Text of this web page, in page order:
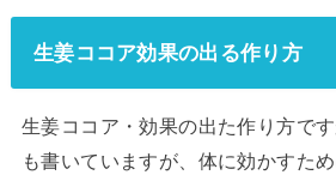
生姜ココア効果の出る作り方
生姜ココア・効果の出た作り方で
も書いていますが、体に効かすた